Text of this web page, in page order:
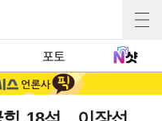
포토